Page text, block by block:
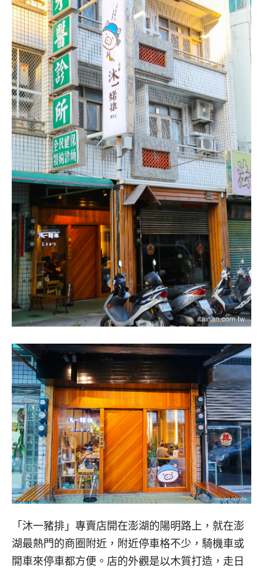
「沐一豬排」專賣店開在澎湖的陽明路上，就在澎
湖最熱門的商圈附近，附近停車格不少，騎機車或
開車來停車都方便。店的外觀是以木質打造，走日